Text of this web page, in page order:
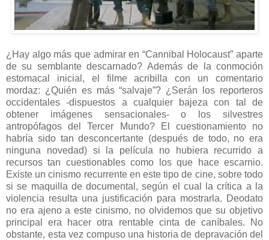
¿Hay algo más que admirar en “Cannibal Holocaust” aparte
de su semblante descarnado? Además de la conmoción
estomacal inicial, el filme acribilla con un comentario
mordaz: ¿Quién es más “salvaje”? ¿Serán los reporteros
occidentales -dispuestos a cualquier bajeza con tal de
obtener imágenes sensacionales- o los silvestres
antropófagos del Tercer Mundo? El cuestionamiento no
habría sido tan desconcertante (después de todo, no era
ninguna novedad) si la película no hubiera recurrido a
recursos tan cuestionables como los que hace escarnio.
Existe un cinismo recurrente en este tipo de cine, sobre todo
si se maquilla de documental, según el cual la crítica a la
violencia resulta una justificación para mostrarla. Deodato
no era ajeno a este cinismo, no olvidemos que su objetivo
principal era hacer otra rentable cinta de caníbales. No
obstante, esta vez compuso una historia de depravación del